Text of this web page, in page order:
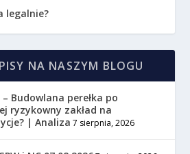
legalnie?
NA NASZYM BLOGU
– Budowlana perełka po
ryzykowny zakład na
| Analiza 7 sierpnia, 2026